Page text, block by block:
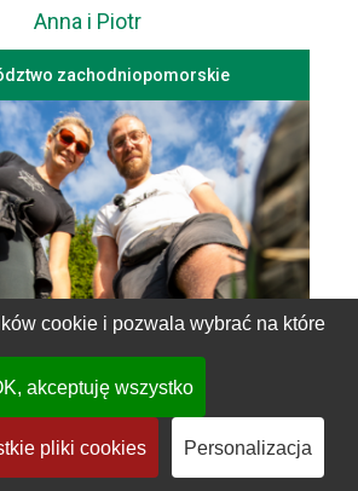
Anna i Piotr
zachodniopomorskie
Endless Travel
Ela i Łukasz
cookie i pozwala wybrać na które
akceptuję wszystko
pliki cookies Personalizacja